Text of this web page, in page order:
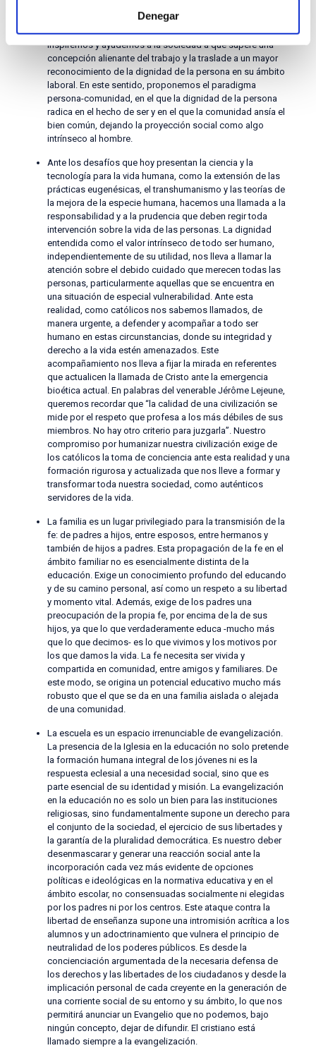
Denegar
para perfeccionar el mundo que Dios nos regala. El trabajo
nace del amor, manifiesta el amor y se ordena al amor.
Inspiremos y ayudemos a la sociedad a que supere una
concepción alienante del trabajo y la traslade a un mayor
reconocimiento de la dignidad de la persona en su ámbito
laboral. En este sentido, proponemos el paradigma
persona-comunidad, en el que la dignidad de la persona
radica en el hecho de ser y en el que la comunidad ansía el
bien común, dejando la proyección social como algo
intrínseco al hombre.
Ante los desafíos que hoy presentan la ciencia y la
tecnología para la vida humana, como la extensión de las
prácticas eugenésicas, el transhumanismo y las teorías de
la mejora de la especie humana, hacemos una llamada a la
responsabilidad y a la prudencia que deben regir toda
intervención sobre la vida de las personas. La dignidad
entendida como el valor intrínseco de todo ser humano,
independientemente de su utilidad, nos lleva a llamar la
atención sobre el debido cuidado que merecen todas las
personas, particularmente aquellas que se encuentra en
una situación de especial vulnerabilidad. Ante esta
realidad, como católicos nos sabemos llamados, de
manera urgente, a defender y acompañar a todo ser
humano en estas circunstancias, donde su integridad y
derecho a la vida estén amenazados. Este
acompañamiento nos lleva a fijar la mirada en referentes
que actualicen la llamada de Cristo ante la emergencia
bioética actual. En palabras del venerable Jérôme Lejeune,
queremos recordar que “la calidad de una civilización se
mide por el respeto que profesa a los más débiles de sus
miembros. No hay otro criterio para juzgarla”. Nuestro
compromiso por humanizar nuestra civilización exige de
los católicos la toma de conciencia ante esta realidad y una
formación rigurosa y actualizada que nos lleve a formar y
transformar toda nuestra sociedad, como auténticos
servidores de la vida.
La familia es un lugar privilegiado para la transmisión de la
fe: de padres a hijos, entre esposos, entre hermanos y
también de hijos a padres. Esta propagación de la fe en el
ámbito familiar no es esencialmente distinta de la
educación. Exige un conocimiento profundo del educando
y de su camino personal, así como un respeto a su libertad
y momento vital. Además, exige de los padres una
preocupación de la propia fe, por encima de la de sus
hijos, ya que lo que verdaderamente educa -mucho más
que lo que decimos- es lo que vivimos y los motivos por
los que damos la vida. La fe necesita ser vivida y
compartida en comunidad, entre amigos y familiares. De
este modo, se origina un potencial educativo mucho más
robusto que el que se da en una familia aislada o alejada
de una comunidad.
La escuela es un espacio irrenunciable de evangelización.
La presencia de la Iglesia en la educación no solo pretende
la formación humana integral de los jóvenes ni es la
respuesta eclesial a una necesidad social, sino que es
parte esencial de su identidad y misión. La evangelización
en la educación no es solo un bien para las instituciones
religiosas, sino fundamentalmente supone un derecho para
el conjunto de la sociedad, el ejercicio de sus libertades y
la garantía de la pluralidad democrática. Es nuestro deber
desenmascarar y generar una reacción social ante la
incorporación cada vez más evidente de opciones
políticas e ideológicas en la normativa educativa y en el
ámbito escolar, no consensuadas socialmente ni elegidas
por los padres ni por los centros. Este ataque contra la
libertad de enseñanza supone una intromisión acrítica a los
alumnos y un adoctrinamiento que vulnera el principio de
neutralidad de los poderes públicos. Es desde la
concienciación argumentada de la necesaria defensa de
los derechos y las libertades de los ciudadanos y desde la
implicación personal de cada creyente en la generación de
una corriente social de su entorno y su ámbito, lo que nos
permitirá anunciar un Evangelio que no podemos, bajo
ningún concepto, dejar de difundir. El cristiano está
llamado siempre a la evangelización.